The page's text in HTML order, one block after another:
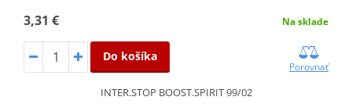
3,31 € Na sklade
Do košíka
Porovnať
INTER.STOP BOOST.SPIRIT 99/02